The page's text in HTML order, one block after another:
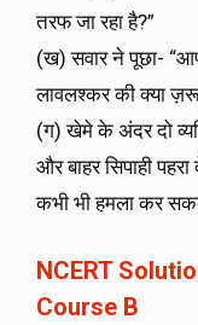
तरफ जा रहा है?”
(ख) सवार ने पूछा-
लावलश्कर की क्या
(ग) खेमे के अंदर दो
और बाहर सिपाही
कभी भी हमला कर
NCERT
Course B